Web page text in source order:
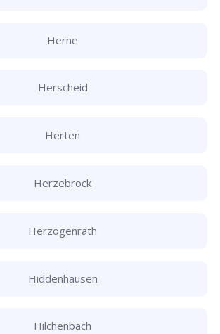
Herne
Herscheid
Herten
Herzebrock
Herzogenrath
Hiddenhausen
Hilchenbach